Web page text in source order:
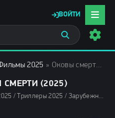
ВОЙТИ
2025 » Оковы смерти (2025)
СМЕРТИ (2025)
Фильмы 2025 / Триллеры 2025 / Зарубежные фильмы 2025 / Фильмы осени 2025 / Новинки кино 2025 / Последние фильмы 2025 / Смотреть фильмы онлайн